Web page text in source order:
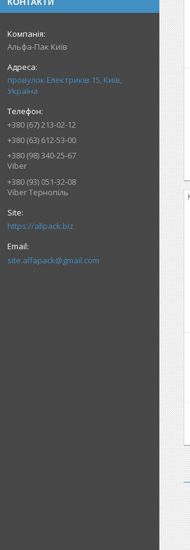
Альфа-Пак Київ
провулок Електриків 15, Київ,
Україна
+380 (67) 213-02-12
+380 (63) 612-53-00
+380 (98) 340-25-67
Viber
+380 (93) 051-32-08
Viber Тернопіль
https://allpack.biz
site.alfapack@gmail.com